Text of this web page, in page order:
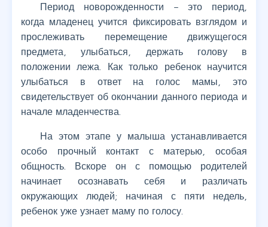
Период новорожденности – это период,
когда младенец учится фиксировать взглядом и
прослеживать перемещение движущегося
предмета, улыбаться, держать голову в
положении лежа. Как только ребенок научится
улыбаться в ответ на голос мамы, это
свидетельствует об окончании данного периода и
начале младенчества.
На этом этапе у малыша устанавливается
особо прочный контакт с матерью, особая
общность. Вскоре он с помощью родителей
начинает осознавать себя и различать
окружающих людей; начиная с пяти недель,
ребенок уже узнает маму по голосу.